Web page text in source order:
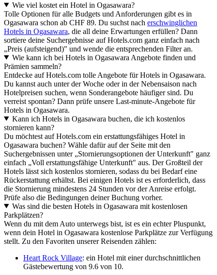
Wie viel kostet ein Hotel in Ogasawara?
Tolle Optionen für alle Budgets und Anforderungen gibt es in
Ogasawara schon ab CHF 89. Du suchst nach erschwinglichen
Hotels in Ogasawara, die all deine Erwartungen erfüllen? Dann
sortiere deine Suchergebnisse auf Hotels.com ganz einfach nach
„Preis (aufsteigend)" und wende die entsprechenden Filter an.
Wie kann ich bei Hotels in Ogasawara Angebote finden und
Prämien sammeln?
Entdecke auf Hotels.com tolle Angebote für Hotels in Ogasawara.
Du kannst auch unter der Woche oder in der Nebensaison nach
Hotelpreisen suchen, wenn Sonderangebote häufiger sind. Du
verreist spontan? Dann prüfe unsere Last-minute-Angebote für
Hotels in Ogasawara.
Kann ich Hotels in Ogasawara buchen, die ich kostenlos
stornieren kann?
Du möchtest auf Hotels.com ein erstattungsfähiges Hotel in
Ogasawara buchen? Wähle dafür auf der Seite mit den
Suchergebnissen unter „Stornierungsoptionen der Unterkunft" ganz
einfach „Voll erstattungsfähige Unterkunft" aus. Der Großteil der
Hotels lässt sich kostenlos stornieren, sodass du bei Bedarf eine
Rückerstattung erhältst. Bei einigen Hotels ist es erforderlich, dass
die Stornierung mindestens 24 Stunden vor der Anreise erfolgt.
Prüfe also die Bedingungen deiner Buchung vorher.
Was sind die besten Hotels in Ogasawara mit kostenlosen
Parkplätzen?
Wenn du mit dem Auto unterwegs bist, ist es ein echter Pluspunkt,
wenn dein Hotel in Ogasawara kostenlose Parkplätze zur Verfügung
stellt. Zu den Favoriten unserer Reisenden zählen:
Heart Rock Village: ein Hotel mit einer durchschnittlichen
Gästebewertung von 9.6 von 10.